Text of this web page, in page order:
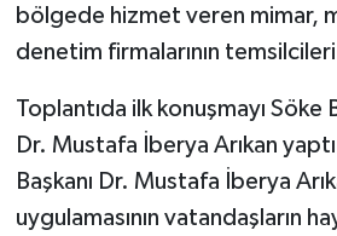
bölgede hizmet veren mimar,
denetim firmalarının temsilcileri
Toplantıda ilk konuşmayı Söke
Dr. Mustafa İberya Arıkan
Başkanı Dr. Mustafa İberya
uygulamasının vatandaşların